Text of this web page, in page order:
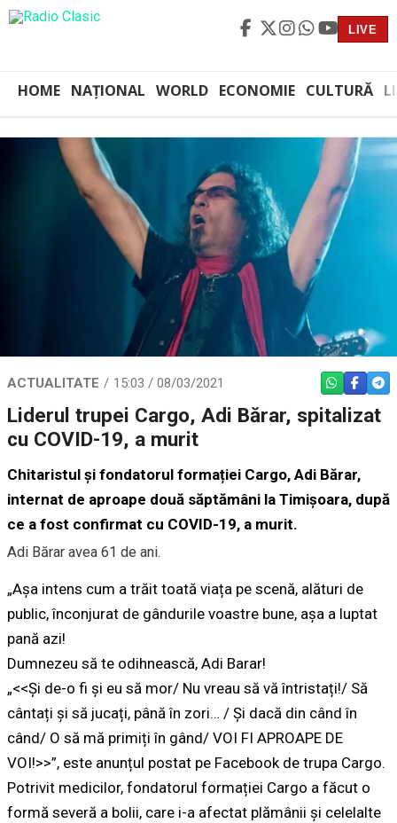
LIVE
HOME NAȚIONAL WORLD ECONOMIE CULTURĂ
ACTUALITATE 15:03 / 08/03/2021 WHATSAPP
Liderul trupei Cargo, Adi Bărar, spitalizat
cu COVID-19, a murit
Chitaristul și fondatorul formației Cargo, Adi Bărar,
internat de aproape două săptămâni la Timișoara, după
ce a fost confirmat cu COVID-19, a murit.
Adi Bărar avea 61 de ani.
„Așa intens cum a trăit toată viața pe scenă, alături de
public, înconjurat de gândurile voastre bune, așa a luptat
pană azi!
Dumnezeu să te odihnească, Adi Barar!
„<<Și de-o fi și eu să mor/ Nu vreau să vă întristați!/ Să
cântați și să jucați, până în zori… / Și dacă din când în
când/ O să mă primiți în gând/ VOI FI APROAPE DE
VOI!>>”, este anunțul postat pe Facebook de trupa Cargo.
Potrivit medicilor, fondatorul formației Cargo a făcut o
formă severă a bolii, care i-a afectat plămânii și celelalte